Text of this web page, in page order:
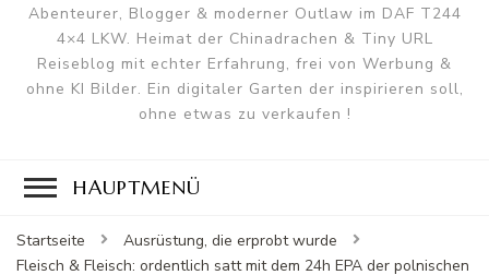
Abenteurer, Blogger & moderner Outlaw im DAF T244
4×4 LKW. Heimat der Chinadrachen & Tiny URL
Reiseblog mit echter Erfahrung, frei von Werbung &
ohne KI Bilder. Ein digitaler Garten der inspirieren soll,
ohne etwas zu verkaufen !
HAUPTMENÜ
Startseite
Ausrüstung, die erprobt wurde
Fleisch & Fleisch: ordentlich satt mit dem 24h EPA der polnischen